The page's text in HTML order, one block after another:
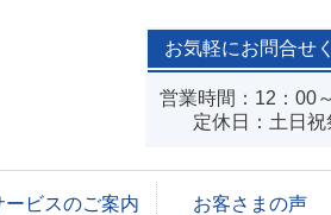
お気軽にお問合せ
営業時間：12：00
定休日：土日祝
ービスのご案内 お客さまの声